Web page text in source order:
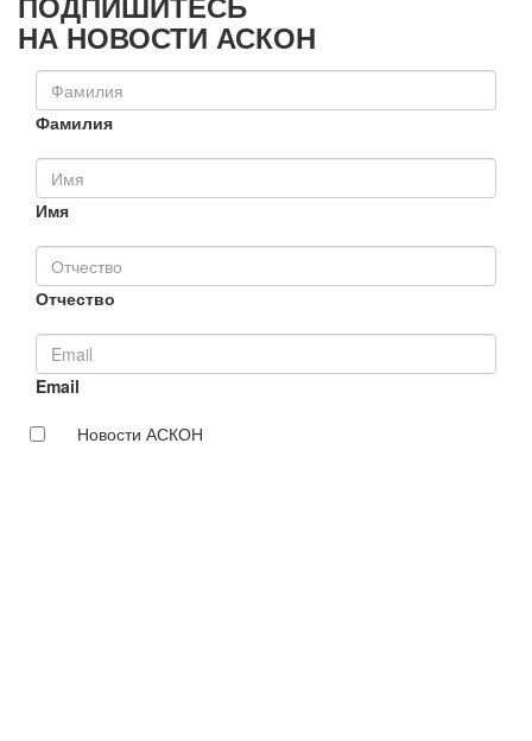
НА НОВОСТИ АСКОН
Фамилия
Имя
Отчество
Email
Новости АСКОН